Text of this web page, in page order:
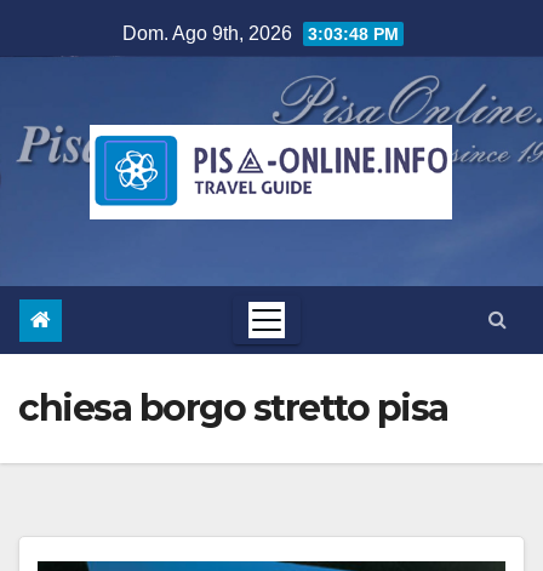
al
Dom. Ago 9th, 2026 3:03:49 PM
chiesa borgo stretto pisa